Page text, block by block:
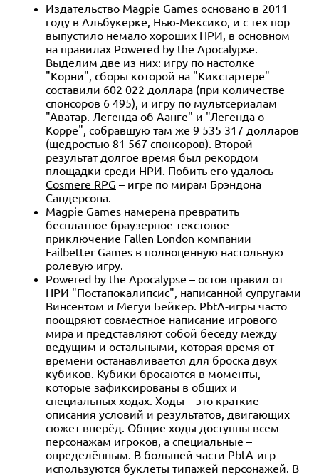
Издательство Magpie Games основано в 2011
году в Альбукерке, Нью-Мексико, и с тех пор
выпустило немало хороших НРИ, в основном
на правилах Powered by the Apocalypse.
Выделим две из них: игру по настолке
"Корни", сборы которой на "Кикстартере"
составили 602 022 доллара (при количестве
спонсоров 6 495), и игру по мультсериалам
"Аватар. Легенда об Аанге" и "Легенда о
Корре", собравшую там же 9 535 317 долларов
(щедростью 81 567 спонсоров). Второй
результат долгое время был рекордом
площадки среди НРИ. Побить его удалось
Cosmere RPG – игре по мирам Брэндона
Сандерсона.
Magpie Games намерена превратить
бесплатное браузерное текстовое
приключение Fallen London компании
Failbetter Games в полноценную настольную
ролевую игру.
Powered by the Apocalypse – остов правил от
НРИ "Постапокалипсис", написанной супругами
Винсентом и Мегуи Бейкер. PbtA-игры часто
поощряют совместное написание игрового
мира и представляют собой беседу между
ведущим и остальными, которая время от
времени останавливается для броска двух
кубиков. Кубики бросаются в моменты,
которые зафиксированы в общих и
специальных ходах. Ходы – это краткие
описания условий и результатов, двигающих
сюжет вперёд. Общие ходы доступны всем
персонажам игроков, а специальные –
определённым. В большей части PbtA-игр
используются буклеты типажей персонажей. В